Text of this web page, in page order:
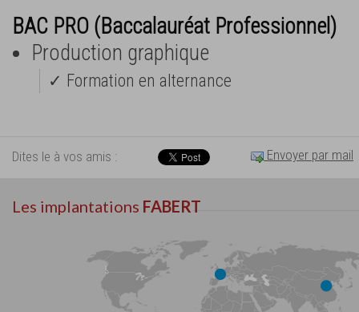
BAC PRO (Baccalauréat Professionnel)
Production graphique
✓ Formation en alternance
Dites le à vos amis : Envoyer par mail
Les implantations FABERT